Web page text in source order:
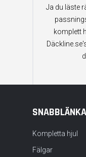
Ja du läste
komplett
Kompletta hjul
Fälgar